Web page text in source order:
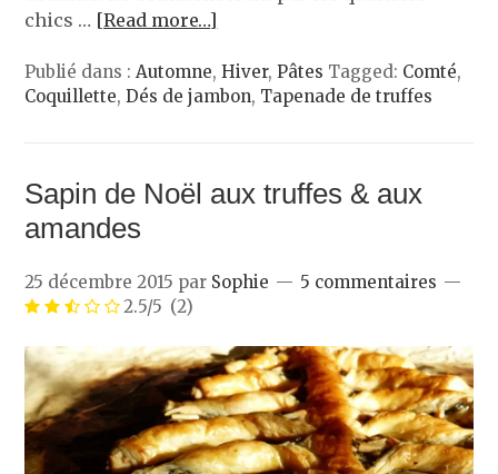
chics … [Read more…]
Publié dans :Automne,Hiver,Pâtes Tagged: Comté,
Coquillette,Dés de jambon, Tapenade de truffes
Sapin de Noël aux truffes & aux
amandes
25 décembre 2015 par Sophie
5 commentaires
2.5/5 (2)